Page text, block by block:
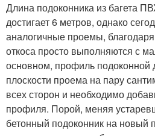
Длина подоконника из багета
достигает 6 метров, однако
аналогичные проемы,
откоса просто выполняются с
основном, профиль подоконной
плоскости проема на пару
всех сторон и необходимо
профиля. Порой, меняя
бетонный подоконник на новый